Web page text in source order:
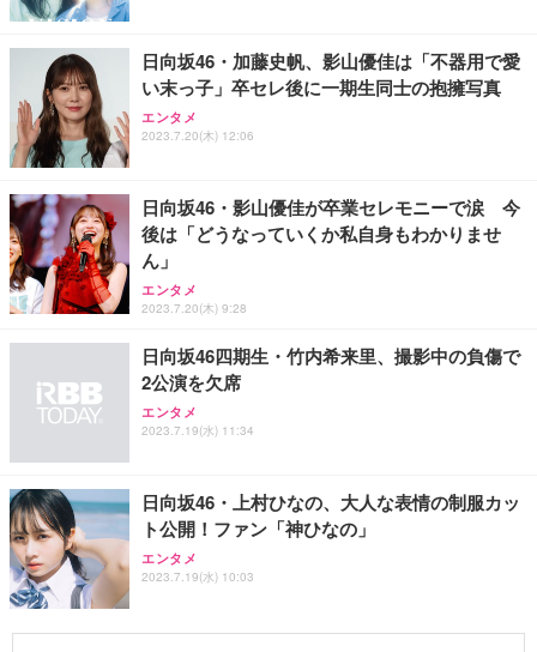
日向坂46・加藤史帆、影山優佳は「不器用で愛
い末っ子」卒セレ後に一期生同士の抱擁写真
エンタメ
2023.7.20(木) 12:06
日向坂46・影山優佳が卒業セレモニーで涙 今
後は「どうなっていくか私自身もわかりませ
ん」
エンタメ
2023.7.20(木) 9:28
日向坂46四期生・竹内希来里、撮影中の負傷で
2公演を欠席
エンタメ
2023.7.19(水) 11:34
日向坂46・上村ひなの、大人な表情の制服カッ
ト公開！ファン「神ひなの」
エンタメ
2023.7.19(水) 10:03